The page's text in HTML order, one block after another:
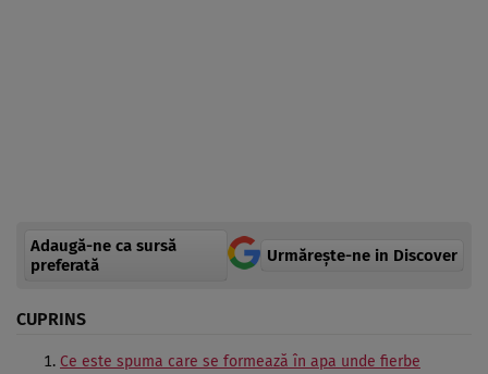
Adaugă-ne ca sursă
preferată
Urmărește-ne in Discover
CUPRINS
Ce este spuma care se formează în apa unde fierbe